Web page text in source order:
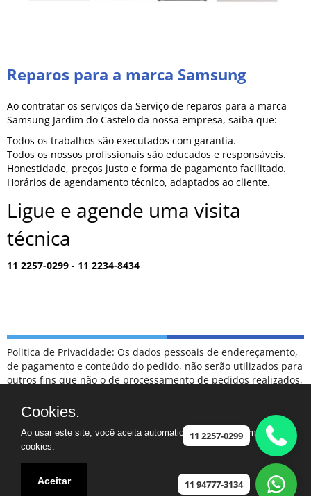
Reparos para a marca Samsung
Ao contratar os serviços da Serviço de reparos para a marca
Samsung Jardim do Castelo da nossa empresa, saiba que:
Todos os trabalhos são executados com garantia.
Todos os nossos profissionais são educados e responsáveis.
Honestidade, preços justo e forma de pagamento facilitado.
Horários de agendamento técnico, adaptados ao cliente.
Ligue e agende uma visita
técnica
11 2257-0299 - 11 2234-8434
Politica de Privacidade: Os dados pessoais de endereçamento,
de pagamento e conteúdo do pedido, não serão utilizados para
outros fins que não o de processamento de pedidos realizados,
para terceiros em hipótese alguma.
ESCLARECIMENTOS: NÃO FAZEMOS PARTE DA RELAÇÃO DE
POSTOS DE ATENDIMENTO CREDENCIADOS COMO
AUTORIZADOS DA MARCA SAMSUNG.
CASO TENHA UM ELETRODOMÉSTICO FORA DA GARANTIA,
FICAREMOS FELIZES EM PODER AJUDAR
Assistência ©2024 - Especializada na marca Samsung - Jardim
11 2257-0299
11 94777-3134
Cookies.
Ao usar este site, você aceita automaticamente que usamos
cookies.
Aceitar